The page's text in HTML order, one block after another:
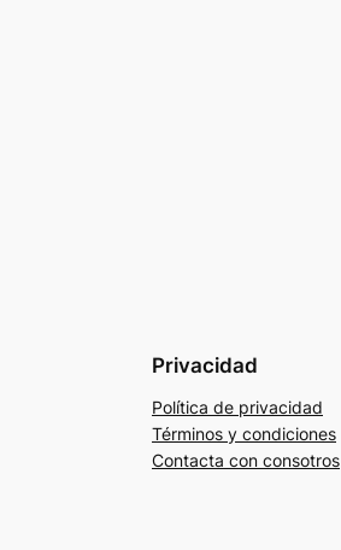
Privacidad
Política de privacidad
Términos y condiciones
Contacta con consotros